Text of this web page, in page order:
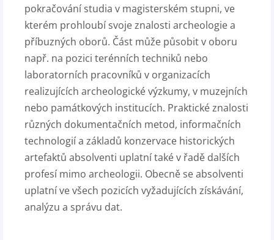
pokračování studia v magisterském stupni, ve
kterém prohloubí svoje znalosti archeologie a
příbuzných oborů. Část může působit v oboru
např. na pozici terénních techniků nebo
laboratorních pracovníků v organizacích
realizujících archeologické výzkumy, v muzejních
nebo památkových institucích. Praktické znalosti
různých dokumentačních metod, informačních
technologií a základů konzervace historických
artefaktů absolventi uplatní také v řadě dalších
profesí mimo archeologii. Obecně se absolventi
uplatní ve všech pozicích vyžadujících získávání,
analýzu a správu dat.